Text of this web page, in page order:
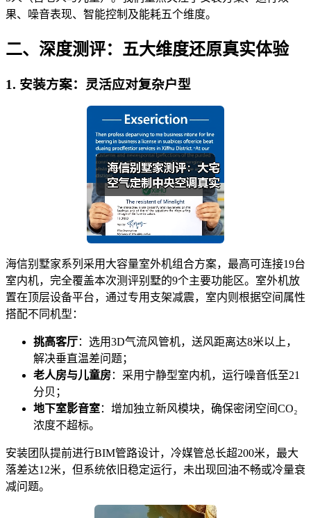
果、噪音表现、智能控制及能耗五个维度。
二、深度测评：五大维度还原真实体验
1. 安装方案：灵活应对复杂户型
海信别墅家系列采用大容量室外机组合方案，最高可连接19台
室内机，完全覆盖本次测评别墅的9个主要功能区。室外机放
置在顶层设备平台，通过专用支架减震，室内则根据空间属性
搭配不同机型：
挑高客厅：选用3D气流风管机，送风距离达8米以上，
解决垂直温差问题；
老人房与儿童房：采用宁静型室内机，运行噪音低至21
分贝；
地下室影音室：增加独立新风模块，确保密闭空间CO₂
浓度不超标。
安装团队提前进行BIM管路设计，冷媒管总长超200米，最大
落差达12米，但系统依旧稳定运行，未出现回油不畅或冷量衰
减问题。